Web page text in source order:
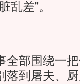
乱差”。
部围绕一把
落到屠夫、